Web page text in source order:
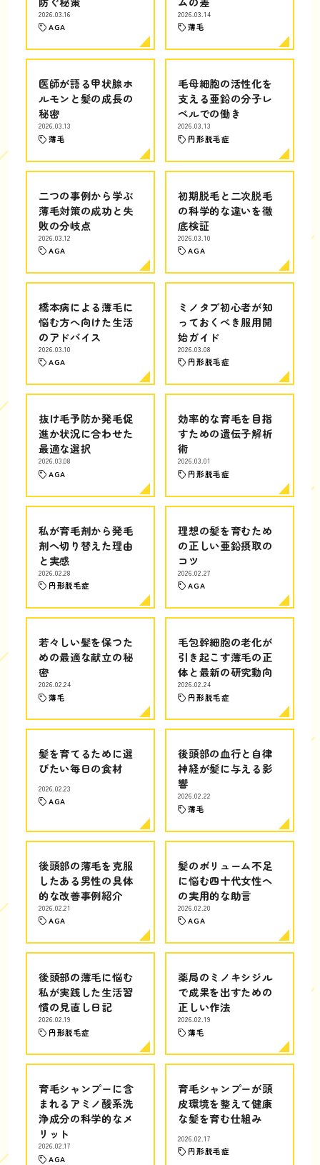
2026.03.16
AGA
2026.03.14
薄毛
医師が語る甲状腺ホ
ルモンと髪の成長の
秘密
2026.03.13
薄毛
毛母細胞の活性化を
支える亜鉛の分子レ
ベルでの働き
2026.03.13
円形脱毛症
二つの事例から学ぶ
薄毛対策の成功と失
敗の分岐点
2026.03.12
AGA
初期脱毛と二次脱毛
の科学的な違いを徹
底検証
2026.03.10
AGA
橋本病による薄毛に
悩む方へ向けた生活
のアドバイス
2026.03.10
AGA
ミノタブ初心者が知
っておくべき服用開
始ガイド
2026.03.08
円形脱毛症
抜け毛予防か発毛促
進か状況に合わせた
最適な選択
2026.03.08
AGA
効率的な育毛を目指
すための遺伝子解析
術
2026.03.01
円形脱毛症
私が育毛剤から発毛
剤へ切り替えた理由
と実感
2026.02.28
円形脱毛症
理想の髪を育むため
の正しい亜鉛摂取の
コツ
2026.02.27
AGA
若々しい髪を保つた
めの最適な献立の秘
密
2026.02.24
薄毛
毛包幹細胞の老化が
引き起こす薄毛の正
体と最新の研究動向
2026.02.24
円形脱毛症
髪を育てるために選
びたい毎日の食材
2026.02.23
AGA
後頭部の血行と自律
神経が髪に与える影
響
2026.02.22
薄毛
後頭部の薄毛を克服
したある男性の具体
的な改善事例紹介
2026.02.21
AGA
髪のボリューム不足
に悩む四十代女性へ
の実用的な助言
2026.02.20
AGA
後頭部の薄毛に悩む
私が実践した生活習
慣の見直し日記
2026.02.19
円形脱毛症
薬局のミノキシジル
で成果を出すための
正しい作法
2026.02.19
薄毛
育毛シャンプーに含
まれるアミノ酸系洗
浄成分の科学的なメ
リット
2026.02.17
AGA
育毛シャンプーが頭
皮環境を整えて健康
な髪を育む仕組み
2026.02.17
円形脱毛症